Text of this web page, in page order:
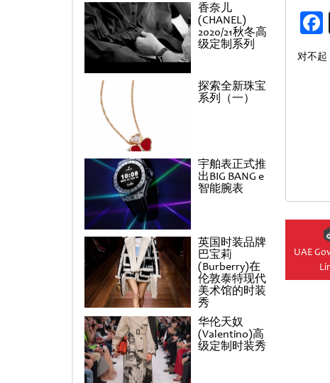
香奈儿
(CHANEL)
2020/21秋冬高
级定制系列
探索全新珠宝
系列（一）
宇舶表正式推
出BIG BANG e
智能腕表
英国时装品牌
巴宝莉
(Burberry)在
伦敦泰特现代
美术馆的时装
秀
华伦天奴
(Valentino)高
级定制时装秀
对不起
UAE